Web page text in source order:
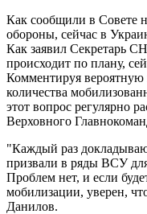
Как сообщили в Совете
обороны, сейчас в
Как заявил Секретарь
происходит по плану,
Комментируя вероятную
количества
этот вопрос регулярно
Верховного
"Каждый раз
призвали в ряды ВСУ
Проблем нет, и если
мобилизации, уверен,
Данилов.